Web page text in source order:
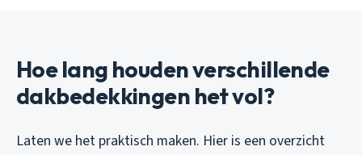
Hoe lang houden verschillende
dakbedekkingen het vol?
Laten we het praktisch maken. Hier is een overzicht